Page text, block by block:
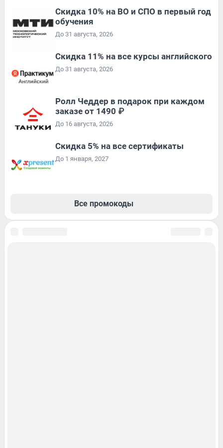
Скидка 10% на ВО и СПО в первый год
обучения
До 31 августа, 2026
Скидка 11% на все курсы английского
До 31 августа, 2026
Ролл Чеддер в подарок при каждом
заказе от 1490 ₽
До 16 августа, 2026
Скидка 5% на все сертификаты
До 1 января, 2027
Все промокоды